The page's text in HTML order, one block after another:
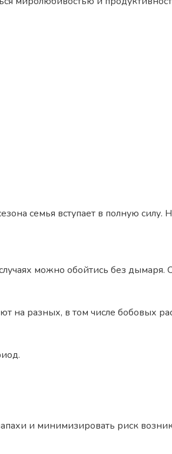
семья вступает в полную
можно обойтись без дымаря.
на разных, в том числе бобовых
и минимизировать риск